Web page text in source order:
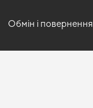
Обмін і повернення